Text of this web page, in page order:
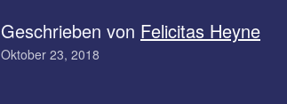
Geschrieben von Felicitas Heyne
Oktober 23, 2018